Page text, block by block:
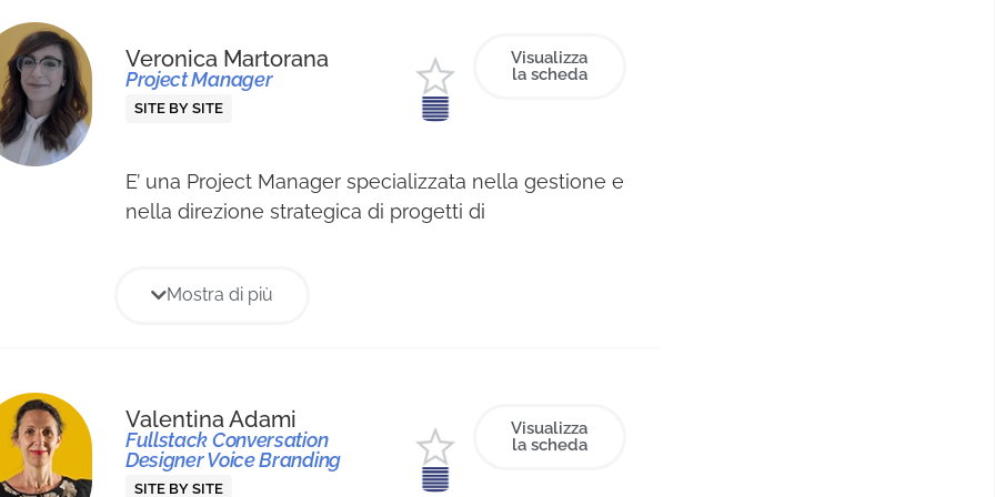
Veronica Martorana
Project Manager
SITE BY SITE
Visualizza
la scheda
E’ una Project Manager specializzata nella gestione e
nella direzione strategica di progetti di
pubblico come PR e Communication Manager
dedicati a: comunicazione istituzionale,nuovi media
e geopolitica. Consolidata la passione per il digital e il
project management, prosegue il suo percorso
Mostra di più
Valentina Adami
Fullstack Conversation
Designer Voice Branding
SITE BY SITE
Visualizza
la scheda